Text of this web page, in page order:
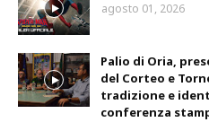
agosto 01, 2026
Palio di Oria,
del Corteo e
tradizione e
conferenza